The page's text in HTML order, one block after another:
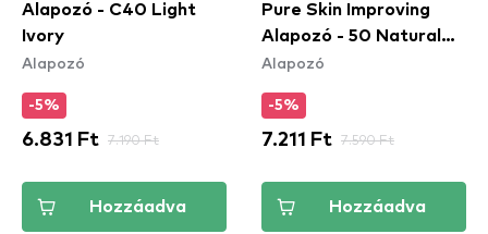
Alapozó - C40 Light
Ivory
Alapozó
-5%
6.831 Ft 7.190 Ft
Hozzáadva
Pure Skin Improving
Alapozó - 50 Natural
Rose
Alapozó
-5%
7.211 Ft 7.590 Ft
Hozzáadva